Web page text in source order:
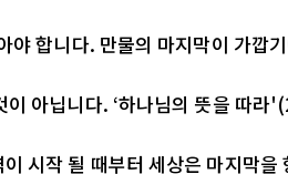
야 합니다. 만물의 마지막이 가깝
아닙니다. ‘하나님의 뜻을 따라
시작 될 때부터 세상은 마지막을